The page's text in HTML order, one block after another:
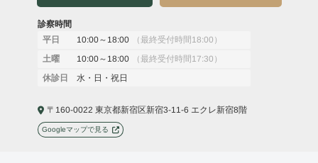
診察時間
平日 10:00～18:00 （最終受付時間18:00）
土曜 10:00～18:00 （最終受付時間17:30）
休診日 水・日・祝日
〒160-0022 東京都新宿区新宿3-11-6 エクレ新宿8階
Googleマップで見る